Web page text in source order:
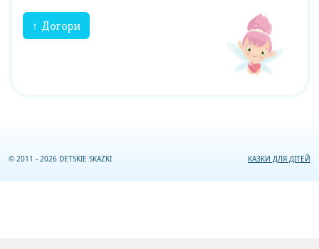
↑ Догори
© 2011 - 2026 DETSKIE SKAZKI КАЗКИ ДЛЯ ДІТЕЙ